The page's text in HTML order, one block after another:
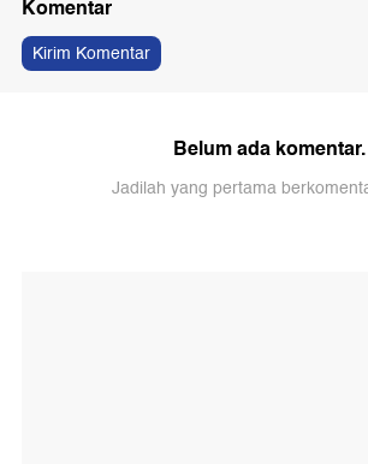
Komentar
Kirim Komentar
Belum ada komentar.
Jadilah yang pertama